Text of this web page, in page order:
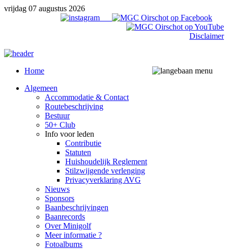
vrijdag 07 augustus 2026
Disclaimer
Home
Algemeen
Accommodatie & Contact
Routebeschrijving
Bestuur
50+ Club
Info voor leden
Contributie
Statuten
Huishoudelijk Reglement
Stilzwijgende verlenging
Privacyverklaring AVG
Nieuws
Sponsors
Baanbeschrijvingen
Baanrecords
Over Minigolf
Meer informatie ?
Fotoalbums